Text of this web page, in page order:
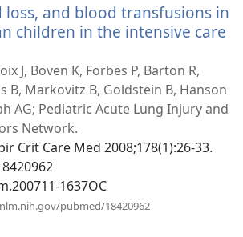
loss, and blood transfusions in
children in the intensive care
J, Boven K, Forbes P, Barton R,
B, Markovitz B, Goldstein B, Hanson
AG; Pediatric Acute Lung Injury and
Network.
Crit Care Med 2008;178(1):26-33.
1637OC
pubmed/18420962